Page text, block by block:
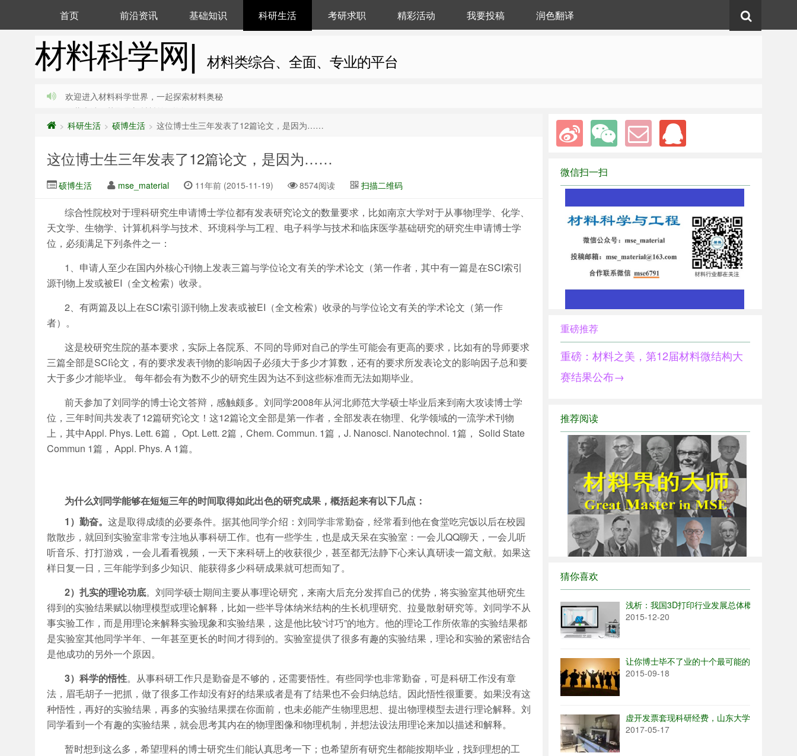
材料科学网| 材料类综合、全面、专业的平台
首页 前沿资讯 基础知识 科研生活 考研求职 精彩活动 我要投稿 润色翻译
欢迎进入材料科学世界，一起探索材料奥秘
收藏本站，获取最新材料前沿资讯
> 科研生活 > 硕博生活 > 这位博士生三年发表了12篇论文，是因为……
这位博士生三年发表了12篇论文，是因为……
硕博生活 mse_material 11年前 (2015-11-19) 8574阅读 扫描二维码
综合性院校对于理科研究生申请博士学位都有发表研究论文的数量要求，比如南京大学对于从事物理学、化学、
天文学、生物学、计算机科学与技术、环境科学与工程、电子科学与技术和临床医学基础研究的研究生申请博士学
位，必须满足下列条件之一：
1、申请人至少在国内外核心刊物上发表三篇与学位论文有关的学术论文（第一作者，其中有一篇是在SCI索引
源刊物上发或被EI（全文检索）收录。
2、有两篇及以上在SCI索引源刊物上发表或被EI（全文检索）收录的与学位论文有关的学术论文（第一作
者）。
这是校研究生院的基本要求，实际上各院系、不同的导师对自己的学生可能会有更高的要求，比如有的导师要求
三篇全部是SCI论文，有的要求发表刊物的影响因子必须大于多少才算数，还有的要求所发表论文的影响因子总和要
大于多少才能毕业。 每年都会有为数不少的研究生因为达不到这些标准而无法如期毕业。
前天参加了刘同学的博士论文答辩，感触颇多。刘同学2008年从河北师范大学硕士毕业后来到南大攻读博士学
位，三年时间共发表了12篇研究论文！这12篇论文全部是第一作者，全部发表在物理、化学领域的一流学术刊物
上，其中Appl. Phys. Lett. 6篇， Opt. Lett. 2篇，Chem. Commun. 1篇，J. Nanosci. Nanotechnol. 1篇， Solid State
Commun 1篇， Appl. Phys. A 1篇。
为什么刘同学能够在短短三年的时间取得如此出色的研究成果，概括起来有以下几点：
1）勤奋。 这是取得成绩的必要条件。据其他同学介绍：刘同学非常勤奋，经常看到他在食堂吃完饭以后在校园
散散步，就回到实验室非常专注地从事科研工作。也有一些学生，也是成天呆在实验室：一会儿QQ聊天，一会儿听
听音乐、打打游戏，一会儿看看视频，一天下来科研上的收获很少，甚至都无法静下心来认真研读一篇文献。如果这
样日复一日，三年能学到多少知识、能获得多少科研成果就可想而知了。
2）扎实的理论功底。刘同学硕士期间主要从事理论研究，来南大后充分发挥自己的优势，将实验室其他研究生
得到的实验结果赋以物理模型或理论解释，比如一些半导体纳米结构的生长机理研究、拉曼散射研究等。刘同学不从
事实验工作，而是用理论来解释实验现象和实验结果，这是他比较“讨巧”的地方。他的理论工作所依靠的实验结果都
是实验室其他同学半年、一年甚至更长的时间才得到的。实验室提供了很多有趣的实验结果，理论和实验的紧密结合
是他成功的另外一个原因。
3）科学的悟性。从事科研工作只是勤奋是不够的，还需要悟性。有些同学也非常勤奋，可是科研工作没有章
法，眉毛胡子一把抓，做了很多工作却没有好的结果或者是有了结果也不会归纳总结。因此悟性很重要。如果没有这
种悟性，再好的实验结果，再多的实验结果摆在你面前，也未必能产生物理思想、提出物理模型去进行理论解释。刘
同学看到一个有趣的实验结果，就会思考其内在的物理图像和物理机制，并想法设法用理论来加以描述和解释。
暂时想到这么多，希望理科的博士研究生们能认真思考一下；也希望所有研究生都能按期毕业，找到理想的工
微信扫一扫
重磅推荐
重磅：材料之美，第12届材料微结构大
赛结果公布→
推荐阅读
猜你喜欢
浅析：我国3D打印行业发展总体概况
2015-12-20
让你博士毕不了业的十个最可能的原因
2015-09-18
虚开发票套现科研经费，山东大学一长江学者
2017-05-17